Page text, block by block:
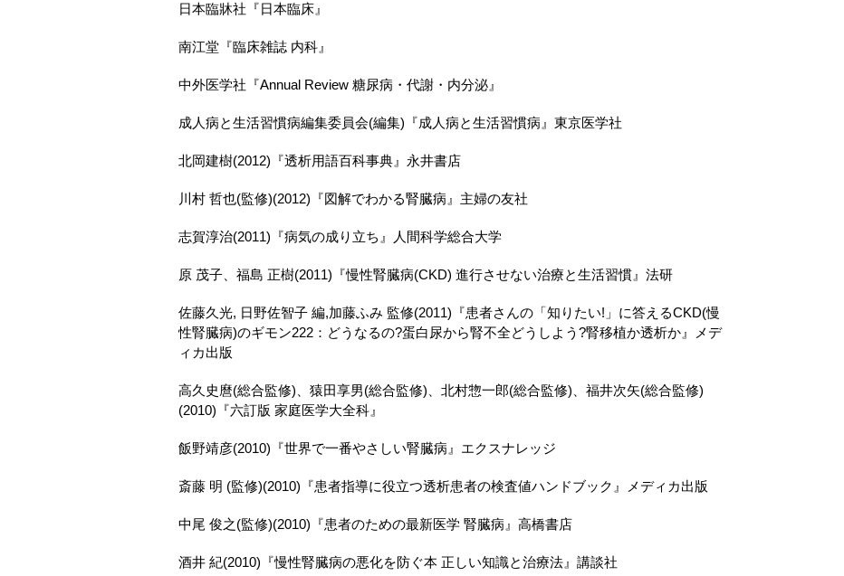
日本臨牀社『日本臨床』
南江堂『臨床雑誌 内科』
中外医学社『Annual Review 糖尿病・代謝・内分泌』
成人病と生活習慣病編集委員会(編集)『成人病と生活習慣病』東京医学社
北岡建樹(2012)『透析用語百科事典』永井書店
川村 哲也(監修)(2012)『図解でわかる腎臓病』主婦の友社
志賀淳治(2011)『病気の成り立ち』人間科学総合大学
原 茂子、福島 正樹(2011)『慢性腎臓病(CKD) 進行させない治療と生活習慣』法研
佐藤久光, 日野佐智子 編,加藤ふみ 監修(2011)『患者さんの「知りたい!」に答えるCKD(慢
性腎臓病)のギモン222：どうなるの?蛋白尿から腎不全どうしよう?腎移植か透析か』メデ
ィカ出版
高久史麿(総合監修)、猿田享男(総合監修)、北村惣一郎(総合監修)、福井次矢(総合監修)
(2010)『六訂版 家庭医学大全科』
飯野靖彦(2010)『世界で一番やさしい腎臓病』エクスナレッジ
斎藤 明 (監修)(2010)『患者指導に役立つ透析患者の検査値ハンドブック』メディカ出版
中尾 俊之(監修)(2010)『患者のための最新医学 腎臓病』高橋書店
酒井 紀(2010)『慢性腎臓病の悪化を防ぐ本 正しい知識と治療法』講談社